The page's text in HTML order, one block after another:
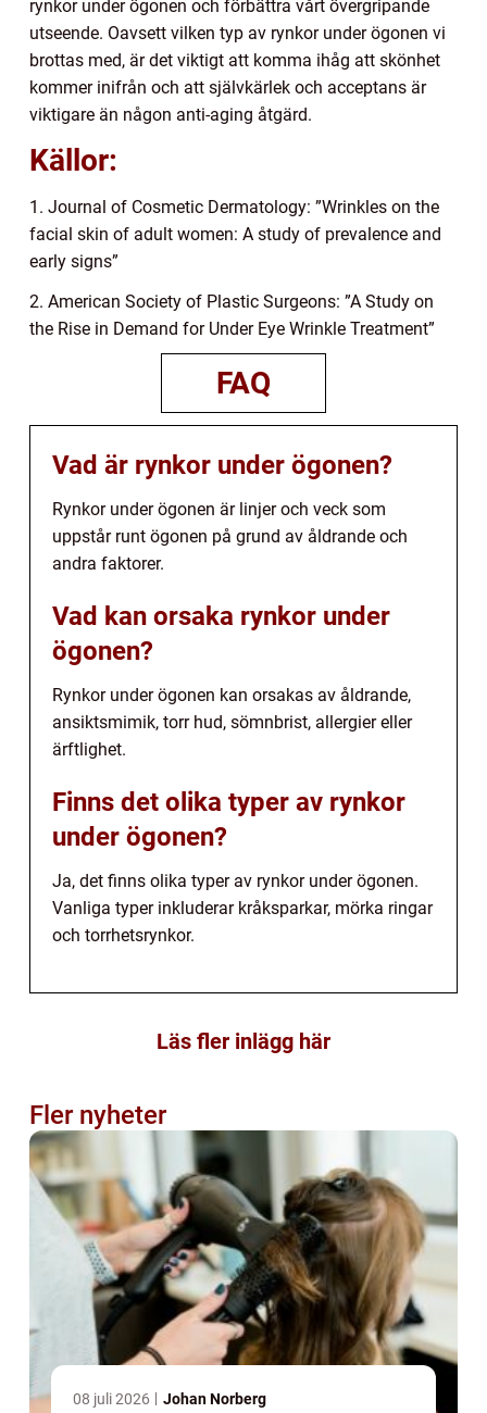
rynkor under ögonen och förbättra vårt övergripande
utseende. Oavsett vilken typ av rynkor under ögonen vi
brottas med, är det viktigt att komma ihåg att skönhet
kommer inifrån och att självkärlek och acceptans är
viktigare än någon anti-aging åtgärd.
Källor:
1. Journal of Cosmetic Dermatology: ”Wrinkles on the
facial skin of adult women: A study of prevalence and
early signs”
2. American Society of Plastic Surgeons: ”A Study on
the Rise in Demand for Under Eye Wrinkle Treatment”
FAQ
Vad är rynkor under ögonen?
Rynkor under ögonen är linjer och veck som
uppstår runt ögonen på grund av åldrande och
andra faktorer.
Vad kan orsaka rynkor under
ögonen?
Rynkor under ögonen kan orsakas av åldrande,
ansiktsmimik, torr hud, sömnbrist, allergier eller
ärftlighet.
Finns det olika typer av rynkor
under ögonen?
Ja, det finns olika typer av rynkor under ögonen.
Vanliga typer inkluderar kråksparkar, mörka ringar
och torrhetsrynkor.
Läs fler inlägg här
Fler nyheter
08 juli 2026 Johan Norberg